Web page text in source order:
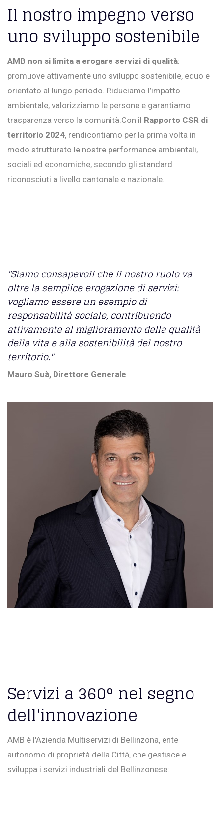
Il nostro impegno verso
uno sviluppo sostenibile
AMB non si limita a erogare servizi di qualità:
promuove attivamente uno sviluppo sostenibile, equo e
orientato al lungo periodo. Riduciamo l’impatto
ambientale, valorizziamo le persone e garantiamo
trasparenza verso la comunità.Con il Rapporto CSR di
territorio 2024, rendicontiamo per la prima volta in
modo strutturato le nostre performance ambientali,
sociali ed economiche, secondo gli standard
riconosciuti a livello cantonale e nazionale.
"Siamo consapevoli che il nostro ruolo va
oltre la semplice erogazione di servizi:
vogliamo essere un esempio di
responsabilità sociale, contribuendo
attivamente al miglioramento della qualità
della vita e alla sostenibilità del nostro
territorio."
Mauro Suà, Direttore Generale
Servizi a 360° nel segno
dell'innovazione
AMB è l'Azienda Multiservizi di Bellinzona, ente
autonomo di proprietà della Città, che gestisce e
sviluppa i servizi industriali del Bellinzonese: